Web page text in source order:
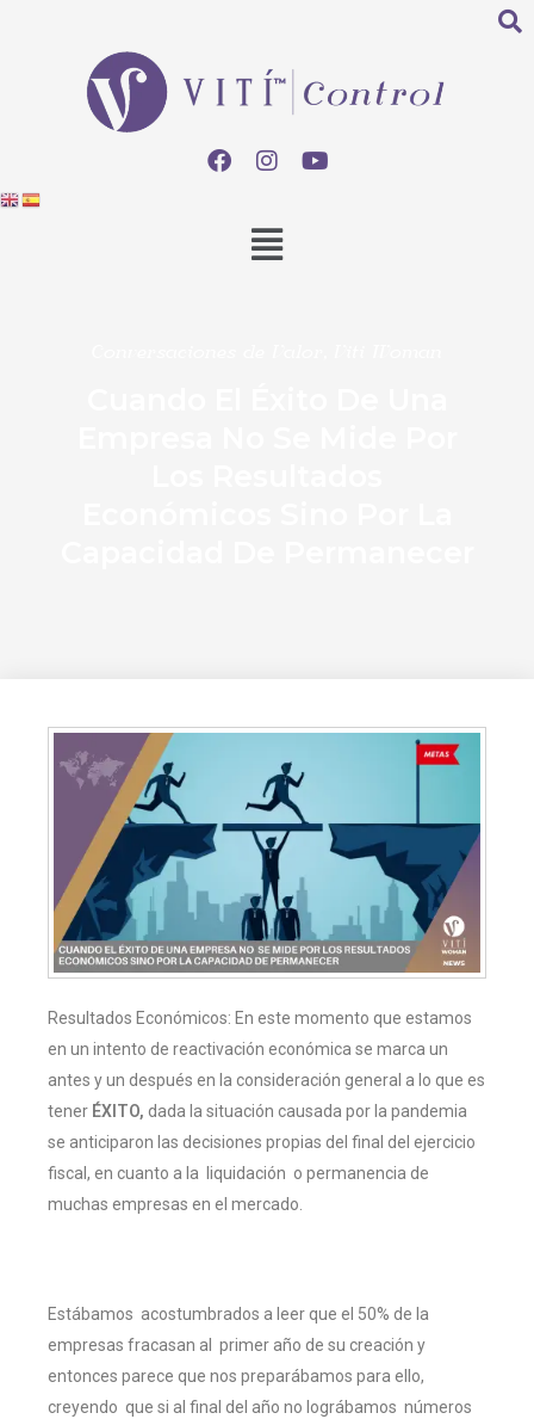
Resultados Económicos: En este momento que estamos
en un intento de reactivación económica se marca un
antes y un después en la consideración general a lo que es
tener ÉXITO, dada la situación causada por la pandemia
se anticiparon las decisiones propias del final del ejercicio
fiscal, en cuanto a la liquidación o permanencia de
muchas empresas en el mercado.
Estábamos acostumbrados a leer que el 50% de la
empresas fracasan al primer año de su creación y
entonces parece que nos preparábamos para ello,
creyendo que si al final del año no lográbamos números